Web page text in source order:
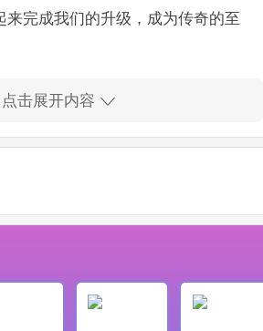
来完成我们的升级，成为传奇的至
特色
实的传奇世界!
中的游戏画面，一切都是当初的
恩怨情仇在此了断，没有PK的传
奇经典内容为基础，加入全新多元
界。
可匹敌!
点击展开内容